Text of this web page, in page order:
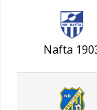
Nafta